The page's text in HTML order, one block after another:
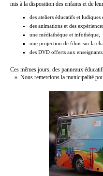
mis à la disposition des enfants et de
des ateliers éducatifs et ludiques
des animations et des
une médiathèque et infothèque,
une projection de films sur la
des DVD offerts aux enseignants.
Ces mêmes jours, des panneaux
...». Nous remercions la municipalité